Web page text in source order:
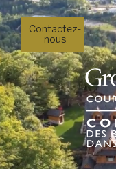
Contactez-
nous